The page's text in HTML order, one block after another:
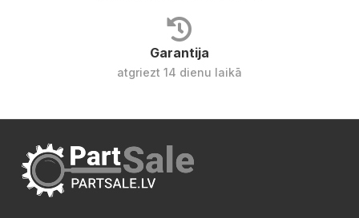
Garantija
atgriezt 14 dienu laikā